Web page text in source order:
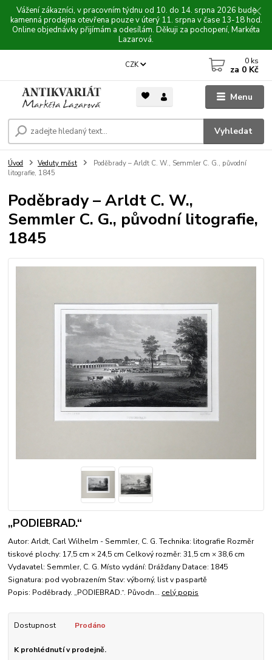
Vážení zákazníci, v pracovním týdnu od 10. do 14. srpna 2026 bude
kamenná prodejna otevřena pouze v úterý 11. srpna v čase 13-18 hod.
Online objednávky přijímám a odesílám. Děkuji za pochopení, Markéta
Lazarová.
Menu
CZK
Vyhledat
0 ks
za 0 Kč
Úvod Veduty měst
Poděbrady – Arldt C. W., Semmler C. G., původní
litografie, 1845
Poděbrady – Arldt C. W.,
Semmler C. G., původní litografie,
1845
„PODIEBRAD.“
Autor: Arldt, Carl Wilhelm - Semmler, C. G. Technika: litografie Rozměr
tiskové plochy: 17,5 cm × 24,5 cm Celkový rozměr: 31,5 cm × 38,6 cm
Vydavatel: Semmler, C. G. Místo vydání: Drážďany Datace: 1845
Signatura: pod vyobrazením Stav: výborný, list v paspartě
Popis: Poděbrady. „PODIEBRAD.“. Původn... celý popis
Dostupnost Prodáno
K prohlédnutí v prodejně.